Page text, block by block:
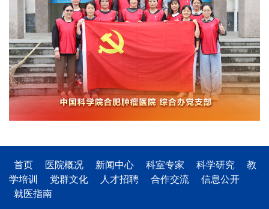
首页 医院概况 新闻中心 科室专家 科学研究
教
学培训
党群文化 人才招聘 合作交流
信息公开
就医指南